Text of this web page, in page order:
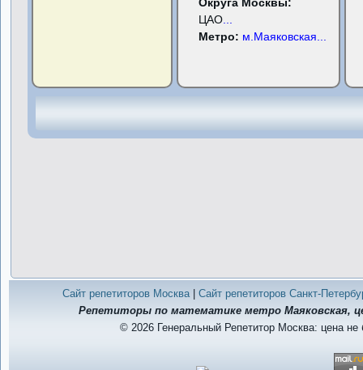
ЦАО
Метро: м.Маяковская
Сайт репетиторов Москва| Сайт репетиторов Санкт-
Репетиторы по математике метро Маяковская,
© 2026 Генеральный Репетитор Москва: цена не